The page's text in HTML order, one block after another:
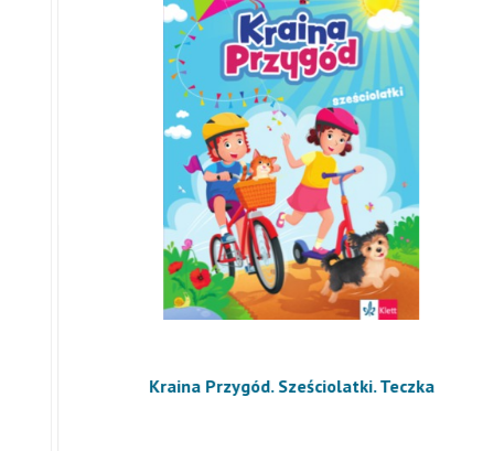
Kraina Przygód. Sześciolatki. Teczka